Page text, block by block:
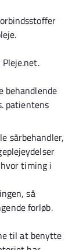
behandlende
patientens
sårbehandler,
timing i
så
forløb.
til at benytte